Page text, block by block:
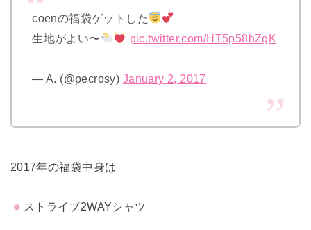
coenの福袋ゲットした
生地がよい〜
pic.twitter.com/HT5p58hZgK
— A. (@pecrosy) January 2, 2017
2017年の福袋中身は
ストライブ2WAYシャツ